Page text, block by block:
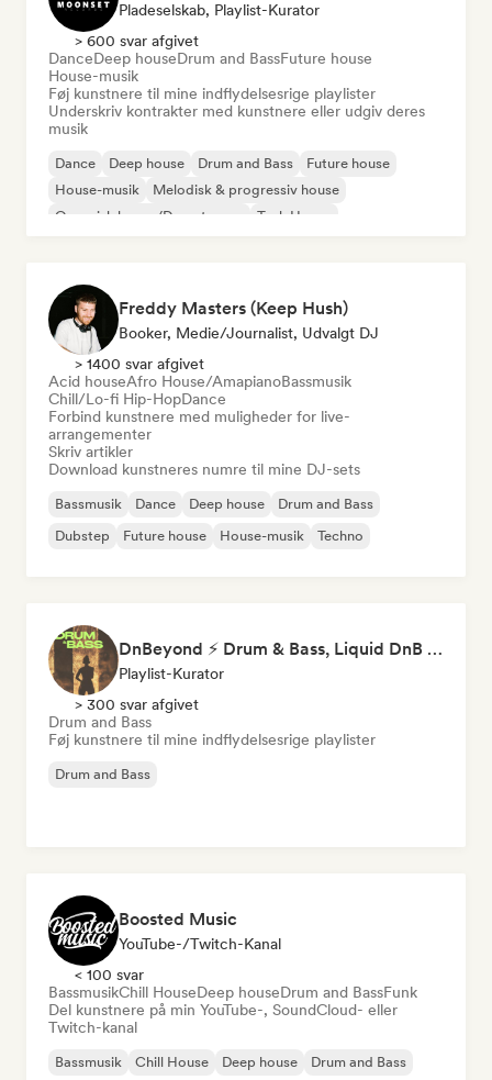
Pladeselskab, Playlist-Kurator
> 600 svar afgivet
DanceDeep houseDrum and BassFuture house
House-musik
Føj kunstnere til mine indflydelsesrige playlister
Underskriv kontrakter med kunstnere eller udgiv deres
musik
Dance Deep house Drum and Bass
Future house
House-musik
Melodisk & progressiv house
Organisk house/Downtempo
Tech House
Freddy Masters (Keep Hush)
Booker, Medie/journalist, Udvalgt DJ
> 1400 svar afgivet
Acid houseAfro House/AmapianoBassmusik
Chill/Lo-fi Hip-HopDance
Forbind kunstnere med muligheder for live-
arrangementer
Skriv artikler
Download kunstneres numre til mine DJ-sets
Bassmusik Dance Deep house
Drum and Bass
Dubstep
Future house House-musik Techno
DnBeyond ⚡ Drum & Bass, Liquid DnB & Jungle
Playlist-Kurator
> 300 svar afgivet
Drum and Bass
Føj kunstnere til mine indflydelsesrige playlister
Drum and Bass
Boosted Music
YouTube-/Twitch-Kanal
< 100 svar
BassmusikChill HouseDeep houseDrum and BassFunk
Del kunstnere på min YouTube-, SoundCloud- eller
Twitch-kanal
Bassmusik Chill House Deep house Drum and Bass